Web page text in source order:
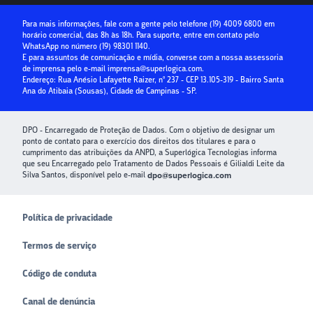
Crédito para Condomínios
Paybox
Para mais informações, fale com a gente pelo telefone (19) 4009 6800 em
horário comercial, das 8h às 18h. Para suporte, entre em contato pelo
WhatsApp no número (19) 98301 1140.
E para assuntos de comunicação e mídia, converse com a nossa assessoria
de imprensa pelo e-mail imprensa@superlogica.com.
Endereço: Rua Anésio Lafayette Raizer, nº 237 - CEP 13.105-319 - Bairro Santa
Ana do Atibaia (Sousas), Cidade de Campinas - SP.
DPO - Encarregado de Proteção de Dados. Com o objetivo de designar um
ponto de contato para o exercício dos direitos dos titulares e para o
cumprimento das atribuições da ANPD, a Superlógica Tecnologias informa
que seu Encarregado pelo Tratamento de Dados Pessoais é Gilialdi Leite da
Silva Santos, disponível pelo e-mail dpo@superlogica.com
Política de privacidade
Termos de serviço
Código de conduta
Canal de denúncia